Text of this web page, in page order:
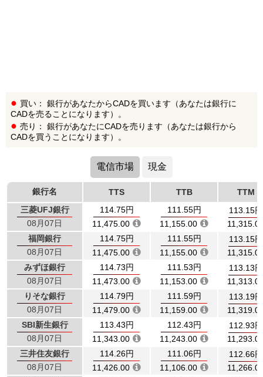
買い： 銀行があなたからCADを買います（あなたは銀行に
CADを売ることになります）。
売り： 銀行があなたにCADを売ります（あなたは銀行から
CADを買うことになります）。
電信市場 現金
銀行名 TTS TTB
TTM
三菱UFJ銀行
08月07日
114.75円
11,475.00
111.55円
11,155.00
113.15円
福岡銀行
08月07日
114.75円
11,475.00
111.55円
11,155.00
113.15円
みずほ銀行
08月07日
114.73円
11,473.00
111.53円
11,153.00
113.13円
りそな銀行
08月07日
114.79円
11,479.00
111.59円
11,159.00
113.19円
SBI新生銀行
08月07日
113.43円
11,343.00
112.43円
11,243.00
112.93円
三井住友銀行
08月07日
114.26円
11,426.00
111.06円
11,106.00
112.66円